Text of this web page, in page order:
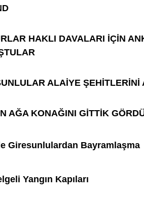
HAKLI DAVALARI İÇİN
ALAİYE ŞEHİTLERİNİ
AĞA KONAĞINI GİTTİK
Giresunlulardan Bayramlaşma
Yangın Kapıları